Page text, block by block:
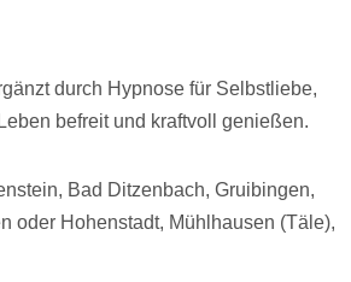
durch Hypnose für Selbstliebe,
befreit und kraftvoll genießen.
Bad Ditzenbach, Gruibingen,
oder Hohenstadt, Mühlhausen (Täle),